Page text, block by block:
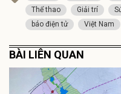
Thể thao
Giải trí
báo điện tử
Việt Nam
BÀI LIÊN QUAN